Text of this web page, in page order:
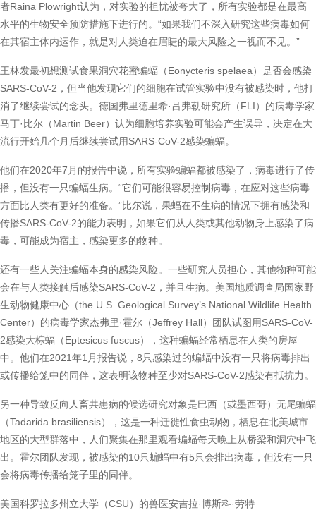
者Raina Plowright认为，对实验的担忧被夸大了，所有实验都是在最高
水平的生物安全预防措施下进行的。“如果我们不深入研究这些病毒如何
在其宿主体内运作，就是对人类迫在眉睫的最大风险之一视而不见。”
王林发最初想测试食果洞穴花蜜蝙蝠（Eonycteris spelaea）是否会感染
SARS-CoV-2，但当他发现它们的细胞在试管实验中没有被感染时，他打
消了继续尝试的念头。德国弗里德里希·吕弗勒研究所（FLI）的病毒学家
马丁·比尔（Martin Beer）认为细胞培养实验可能会产生误导，决定在大
流行开始几个月后继续尝试用SARS-CoV-2感染蝙蝠。
他们在2020年7月的报告中说，所有实验蝙蝠都被感染了，病毒进行了传
播，但没有一只蝙蝠生病。“它们可能很容易控制病毒，在应对这些病毒
方面比人类有更好的准备。”比尔说，果蝠在不生病的情况下拥有感染和
传播SARS-CoV-2的能力表明，如果它们从人类或其他动物身上感染了病
毒，可能成为宿主，感染更多的物种。
还有一些人关注蝙蝠本身的感染风险。一些研究人员担心，其他物种可能
会在与人类接触后感染SARS-CoV-2，并且生病。美国地质调查局国家野
生动物健康中心（the U.S. Geological Survey’s National Wildlife Health
Center）的病毒学家杰弗里·霍尔（Jeffrey Hall）团队试图用SARS-CoV-
2感染大棕蝠（Eptesicus fuscus），这种蝙蝠经常栖息在人类的房屋
中。他们在2021年1月报告说，8只感染过的蝙蝠中没有一只将病毒排出
或传播给笼中的同伴，这表明该物种至少对SARS-CoV-2感染有抵抗力。
另一种导致反向人畜共患病的候选研究对象是巴西（或墨西哥）无尾蝙蝠
（Tadarida brasiliensis），这是一种迁徙性食虫动物，栖息在北美城市
地区的大型群落中，人们聚集在那里观看蝙蝠每天晚上从桥梁和洞穴中飞
出。霍尔团队发现，被感染的10只蝙蝠中有5只会排出病毒，但没有一只
会将病毒传播给笼子里的同伴。
美国科罗拉多州立大学（CSU）的兽医安吉拉·博斯科·劳特